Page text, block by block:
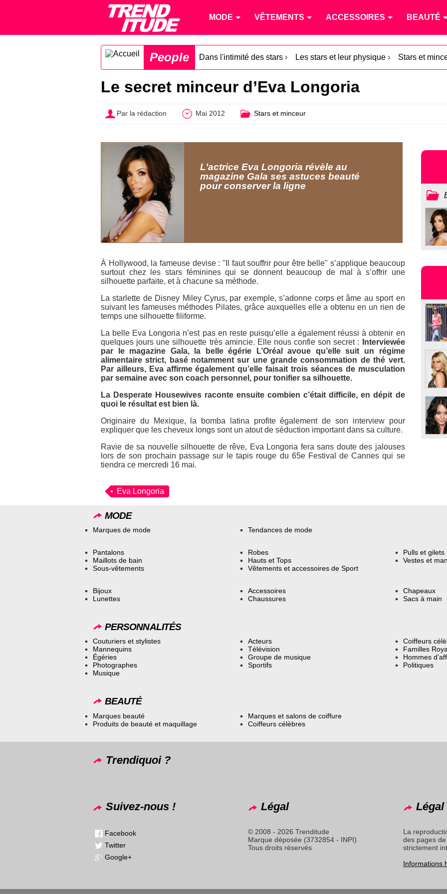
MODE VÊTEMENTS ACCESSOIRES BEAUTÉ
People Dans l'intimité des stars › Les stars et leur physique › Stars et
Le secret minceur d’Eva Longoria
Par la rédaction Mai 2012 Stars et minceur
L’actrice Eva Longoria révèle au
magazine Gala ses astuces beauté
pour conserver la ligne
À Hollywood, la fameuse devise : "Il faut souffrir pour être belle" s’applique beaucoup
surtout chez les stars féminines qui se donnent beaucoup de mal à s’offrir une
silhouette parfaite, et à chacune sa méthode.
La starlette de Disney Miley Cyrus, par exemple, s’adonne corps et âme au sport en
suivant les fameuses méthodes Pilates, grâce auxquelles elle a obtenu en un rien de
temps une silhouette filiforme.
La belle Eva Longoria n’est pas en reste puisqu’elle a également réussi à obtenir en
quelques jours une silhouette très amincie. Elle nous confie son secret :
Interviewée
par le magazine Gala, la belle égérie L’Oréal
avoue qu’elle suit un régime
alimentaire strict, basé notamment sur une grande consommation de thé vert.
Par ailleurs, Eva affirme également qu’elle faisait trois séances de musculation
par semaine avec son coach personnel, pour tonifier sa silhouette.
La Desperate Housewives raconte ensuite combien c’était difficile, en dépit de
quoi le résultat est bien là.
Originaire du Mexique, la bomba latina profite également de son interview pour
expliquer que les cheveux longs sont un atout de séduction important dans sa culture.
Ravie de sa nouvelle silhouette de rêve, Eva Longoria fera sans doute des jalouses
lors de son prochain passage sur le tapis rouge du 65e Festival de Cannes qui se
tiendra ce mercredi 16 mai.
Eva Longoria
MODE
Marques de mode Tendances de mode
Pantalons
Maillots de bain
Sous-vêtements
Robes
Hauts et Tops
Vêtements et accessoires de Sport
Pulls et gilets
Vestes et
Bijoux
Lunettes
Accessoires
Chaussures
Chapeaux
Sacs à main
PERSONNALITÉS
Couturiers et stylistes
Mannequins
Égéries
Photographes
Musique
Acteurs
Télévision
Groupe de musique
Sportifs
Coiffeurs
Familles
Hommes
Politiques
BEAUTÉ
Marques beauté
Produits de beauté et maquillage
Marques et salons de coiffure
Coiffeurs célèbres
Trendiquoi ?
Suivez-nous !
Facebook
Twitter
Google+
Légal
© 2008 - 2026 Trenditude
Marque déposée (3732854 - INPI)
Tous droits réservés
Légal
La
des pages
strictement
Informations